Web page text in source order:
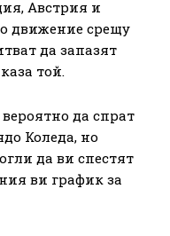
Австрия и
движение срещу
да запазят
той.
да спрат
Коледа, но
да ви спестят
ви график за